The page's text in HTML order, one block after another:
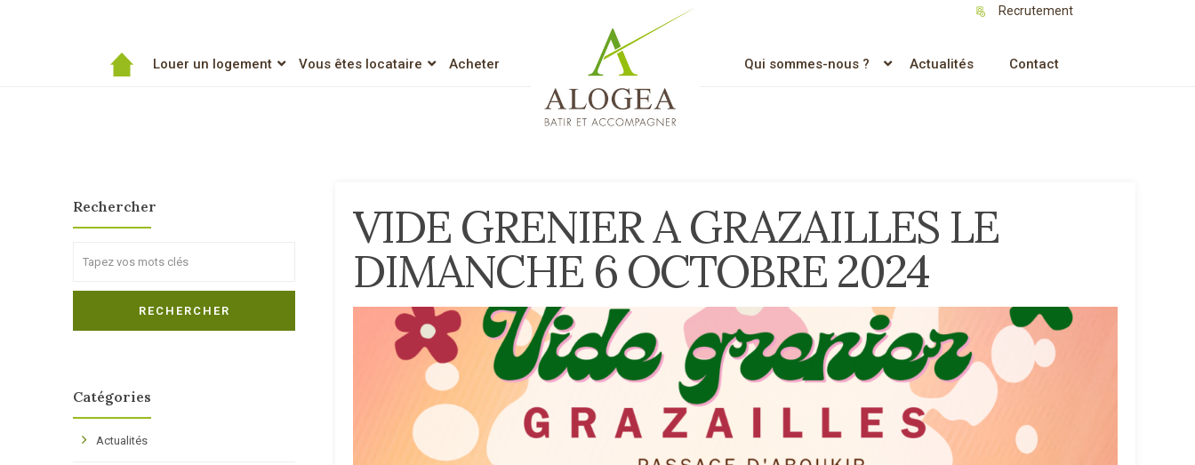
Recrutement
Louer un logement Vous êtes locataire Acheter Lien vers l’accueil Qui sommes-nous ? Actualités Contact
VIDE GRENIER A GRAZAILLES LE
DIMANCHE 6 OCTOBRE 2024
Rechercher
RECHERCHER
Catégories
Actualités